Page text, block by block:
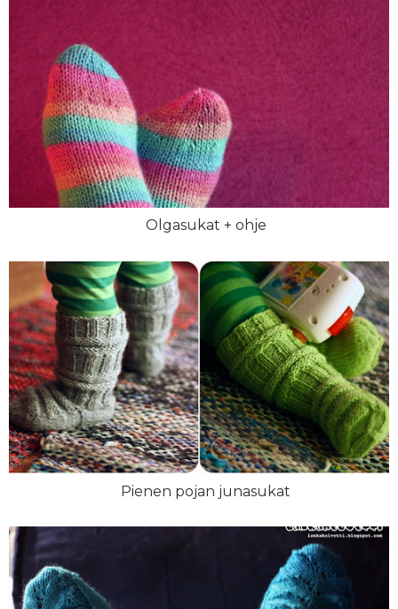
Olgasukat + ohje
Pienen pojan junasukat